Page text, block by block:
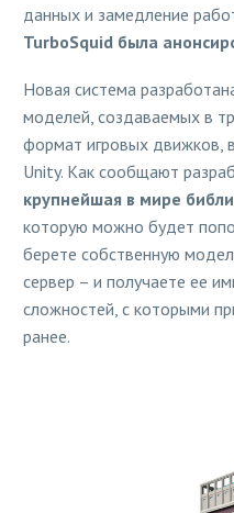
данных и замедление
TurboSquid была
Новая система
моделей, создаваемых в
формат игровых движков,
Unity. Как сообщают
крупнейшая в мире
которую можно будет
берете собственную
сервер – и получаете ее
сложностей, с которыми
ранее.